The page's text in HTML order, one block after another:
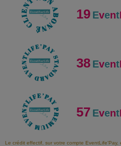
19 Event
38 Event
57 Event
Le crédit effectif, sur votre compte